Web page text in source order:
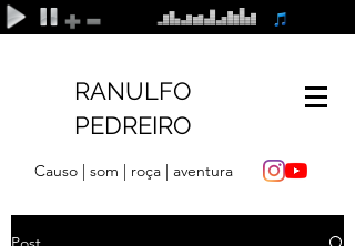
RANULFO
PEDREIRO
Causo | som | roça | aventura